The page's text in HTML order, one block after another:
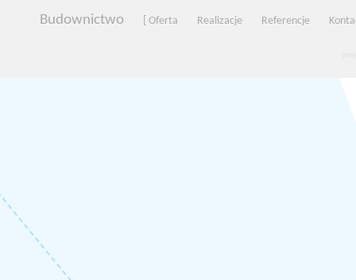
Budownictwo [ Oferta Realizacje Referencje